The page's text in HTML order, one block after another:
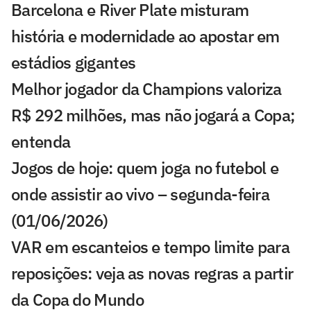
Barcelona e River Plate misturam
história e modernidade ao apostar em
estádios gigantes
Melhor jogador da Champions valoriza
R$ 292 milhões, mas não jogará a Copa;
entenda
Jogos de hoje: quem joga no futebol e
onde assistir ao vivo – segunda-feira
(01/06/2026)
VAR em escanteios e tempo limite para
reposições: veja as novas regras a partir
da Copa do Mundo